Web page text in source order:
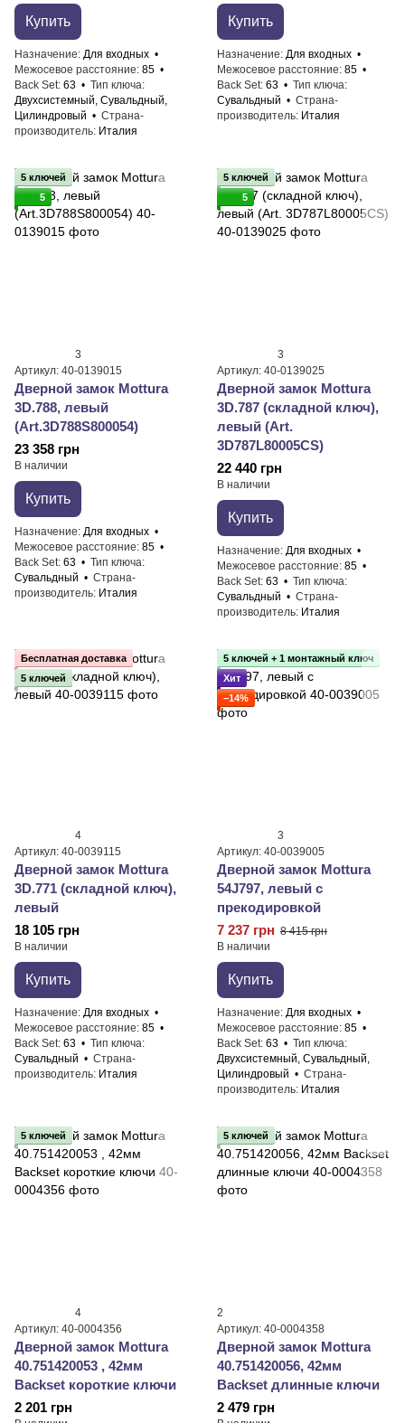
Купить
Назначение Для входных
Межосевое расстояние 85
Back Set 63
Тип ключа
Двухсистемный, Сувальдный,
Цилиндровый
Страна-
производитель Италия
Купить
Назначение Для входных
Межосевое расстояние 85
Back Set 63
Тип ключа
Сувальдный
Страна-
производитель Италия
5 ключей
5
3
Артикул: 40-0139015
Дверной замок Mottura
3D.788, левый
(Art.3D788S800054)
23 358 грн
В наличии
Купить
Назначение Для входных
Межосевое расстояние 85
Back Set 63
Тип ключа
Сувальдный
Страна-
производитель Италия
5 ключей
5
3
Артикул: 40-0139025
Дверной замок Mottura
3D.787 (складной ключ),
левый (Art.
3D787L80005CS)
22 440 грн
В наличии
Купить
Назначение Для входных
Межосевое расстояние 85
Back Set 63
Тип ключа
Сувальдный
Страна-
производитель Италия
Бесплатная доставка
5 ключей
4
Артикул: 40-0039115
Дверной замок Mottura
3D.771 (складной ключ),
левый
18 105 грн
В наличии
Купить
Назначение Для входных
Межосевое расстояние 85
Back Set 63
Тип ключа
Сувальдный
Страна-
производитель Италия
5 ключей + 1 монтажный ключ
Хит
−14%
3
Артикул: 40-0039005
Дверной замок Mottura
54J797, левый с
прекодировкой
7 237 грн 8 415 грн
В наличии
Купить
Назначение Для входных
Межосевое расстояние 85
Back Set 63
Тип ключа
Двухсистемный, Сувальдный,
Цилиндровый
Страна-
производитель Италия
5 ключей
4
Артикул: 40-0004356
Дверной замок ​Mottura
40.751420053 , 42мм
Backset короткие ключи
2 201 грн
5 ключей
2
Артикул: 40-0004358
Дверной замок ​Mottura
40.751420056, 42мм
Backset длинные ключи
2 479 грн